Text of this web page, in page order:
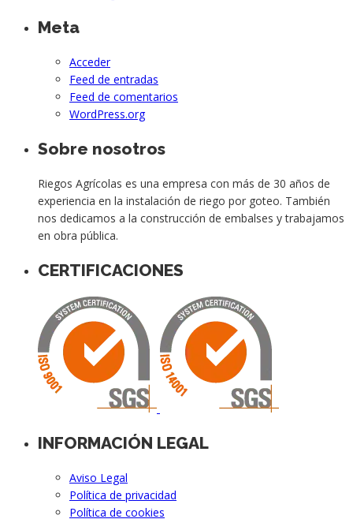
Meta
Acceder
Feed de entradas
Feed de comentarios
WordPress.org
Sobre nosotros
Riegos Agrícolas es una empresa con más de 30 años de
experiencia en la instalación de riego por goteo. También
nos dedicamos a la construcción de embalses y trabajamos
en obra pública.
CERTIFICACIONES
INFORMACIÓN LEGAL
Aviso Legal
Política de privacidad
Política de cookies